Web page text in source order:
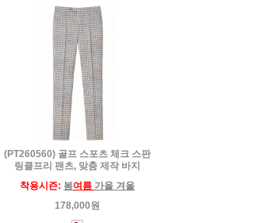
(PT260560) 골프 스포츠 체크 스판
링클프리 팬츠, 맞춤 제작 바지
착용시즌: 봄여름 가을 겨울
178,000원